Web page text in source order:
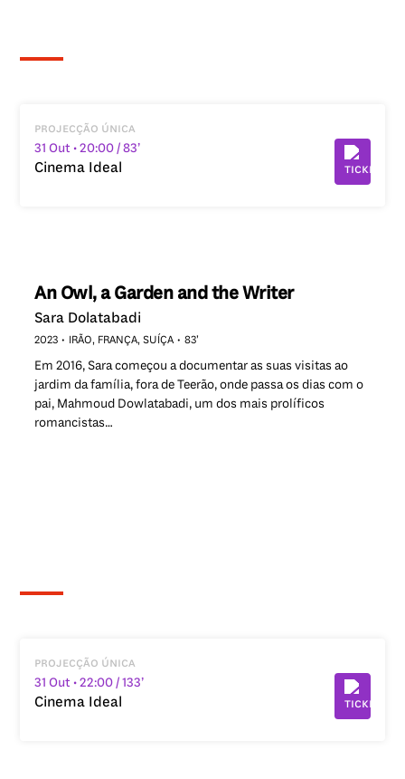
projecção única
31 Out • 20:00/ 83’
Cinema Ideal
An Owl, a Garden and the Writer
Sara Dolatabadi
2023 IRÃO, FRANÇA, SUÍÇA 83’
Em 2016, Sara começou a documentar as suas visitas ao
jardim da família, fora de Teerão, onde passa os dias com o
pai, Mahmoud Dowlatabadi, um dos mais prolíficos
romancistas…
projecção única
31 Out • 22:00/ 133’
Cinema Ideal